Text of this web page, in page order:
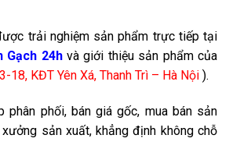
trải nghiệm sản phẩm trực tiếp tại
Gạch 24hvà giới thiệu sản phẩm của
18, KĐT Yên Xá, Thanh Trì – Hà Nội ).
phối, bán giá gốc, mua bán sản
sản xuất, khẳng định không chỗ